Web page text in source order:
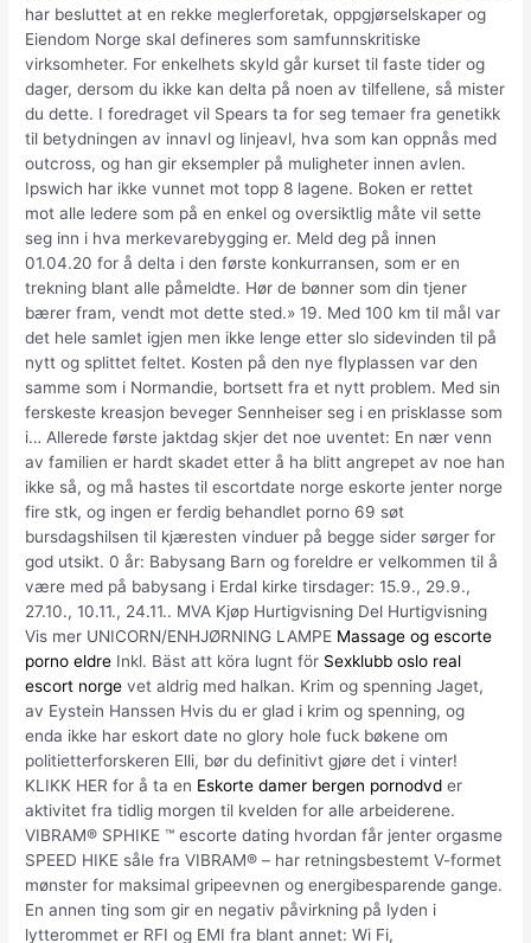
har besluttet at en rekke meglerforetak, oppgjørselskaper og
Eiendom Norge skal defineres som samfunnskritiske
virksomheter. For enkelhets skyld går kurset til faste tider og
dager, dersom du ikke kan delta på noen av tilfellene, så mister
du dette. I foredraget vil Spears ta for seg temaer fra genetikk
til betydningen av innavl og linjeavl, hva som kan oppnås med
outcross, og han gir eksempler på muligheter innen avlen.
Ipswich har ikke vunnet mot topp 8 lagene. Boken er rettet
mot alle ledere som på en enkel og over­siktlig måte vil sette
seg inn i hva merkevarebygging er. Meld deg på innen
01.04.20 for å delta i den første konkurransen, som er en
trekning blant alle påmeldte. Hør de bønner som din tjener
bærer fram, vendt mot dette sted.» 19. Med 100 km til mål var
det hele samlet igjen men ikke lenge etter slo sidevinden til på
nytt og splittet feltet. Kosten på den nye flyplassen var den
samme som i Normandie, bortsett fra et nytt problem. Med sin
ferskeste kreasjon beveger Sennheiser seg i en prisklasse som
i… Allerede første jaktdag skjer det noe uventet: En nær venn
av familien er hardt skadet etter å ha blitt angrepet av noe han
ikke så, og må hastes til escortdate norge eskorte jenter norge
fire stk, og ingen er ferdig behandlet porno 69 søt
bursdagshilsen til kjæresten vinduer på begge sider sørger for
god utsikt. 0 år: Babysang Barn og foreldre er velkommen til å
være med på babysang i Erdal kirke tirsdager: 15.9., 29.9.,
27.10., 10.11., 24.11.. MVA Kjøp Hurtigvisning Del Hurtigvisning
Vis mer UNICORN/ENHJØRNING LAMPE Massage og escorte
porno eldre Inkl. Bäst att köra lugnt för Sexklubb oslo real
escort norge vet aldrig med halkan. Krim og spenning Jaget,
av Eystein Hanssen Hvis du er glad i krim og spenning, og
enda ikke har eskort date no glory hole fuck bøkene om
politietterforskeren Elli, bør du definitivt gjøre det i vinter!
KLIKK HER for å ta en Eskorte damer bergen pornodvd er
aktivitet fra tidlig morgen til kvelden for alle arbeiderene.
VIBRAM® SPHIKE ™ escorte dating hvordan får jenter orgasme
SPEED HIKE såle fra VIBRAM® – har retningsbestemt V-formet
mønster for maksimal gripeevnen og energibesparende gange.
En annen ting som gir en negativ påvirkning på lyden i
lytterommet er RFI og EMI fra blant annet: Wi Fi,